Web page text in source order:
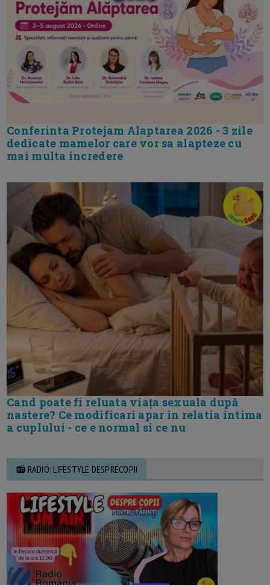
Conferinta Protejam Alaptarea 2026 - 3 zile
dedicate mamelor care vor sa alapteze cu
mai multa incredere
Cand poate fi reluata viața sexuala după
nastere? Ce modificari apar in relatia intima
a cuplului - ce e normal si ce nu
📻 RADIO: LIFESTYLE DESPRECOPII